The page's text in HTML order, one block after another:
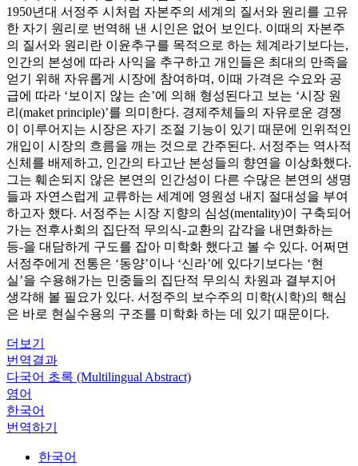
1950년대 서정주 시처럼 자본주의 세계의 질서와 원리를 고유
한 자기 원리로 번역해 낸 시인은 없어 보인다. 이때의 자본주
의 질서와 원리란 이윤추구를 목적으로 하는 체계라기보다는,
인간의 본성에 따라 사익을 추구하고 개인들은 최대의 만족을
얻기 위해 자유롭게 시장에 참여하며, 이때 가격은 수요와 공
급에 따라 ‘보이지 않는 손’에 의해 형성된다고 보는 ‘시장 원
리(maket principle)’를 의미한다. 경제주체들의 자유로운 경쟁
이 이루어지는 시장은 자기 조절 기능이 있기 때문에 인위적인
개입이 시장의 흐름을 깨는 것으로 간주된다. 서정주는 역사적
신체를 배제하고, 인간의 타고난 본성들의 향연을 이상화했다.
그는 훼손되지 않은 본연의 인간성이 다른 수많은 본연의 생명
들과 자연스럽게 교류하는 세계에 영원성 내지 절대성을 부여
하고자 했다. 서정주는 시장 지향의 심성(mentality)이 구축되어
가는 전후사회의 집단적 무의식-교환의 감각을 내면화하는
등-을 대담하게 구도를 잡아 미학화 했다고 볼 수 있다. 어쩌면
서정주에게 전통은 ‘동양’이나 ‘신라’에 있다기보다는 ‘현
실’을 수용해가는 민중들의 집단적 무의식 차원과 결부지어
생각해 볼 필요가 있다. 서정주의 보수주의 미학(시학)의 핵심
은 바로 현실수용의 구조를 미학화 하는 데 있기 때문이다.
더보기
번역결과
다국어 초록 (Multilingual Abstract)
영어
한국어
번역하기
한국어